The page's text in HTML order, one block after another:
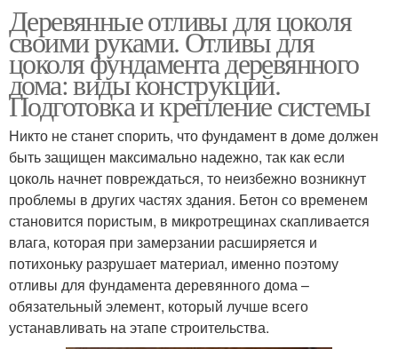
Деревянные отливы для цоколя
своими руками. Отливы для
цоколя фундамента деревянного
дома: виды конструкций.
Подготовка и крепление системы
Никто не станет спорить, что фундамент в доме должен
быть защищен максимально надежно, так как если
цоколь начнет повреждаться, то неизбежно возникнут
проблемы в других частях здания. Бетон со временем
становится пористым, в микротрещинах скапливается
влага, которая при замерзании расширяется и
потихоньку разрушает материал, именно поэтому
отливы для фундамента деревянного дома –
обязательный элемент, который лучше всего
устанавливать на этапе строительства.